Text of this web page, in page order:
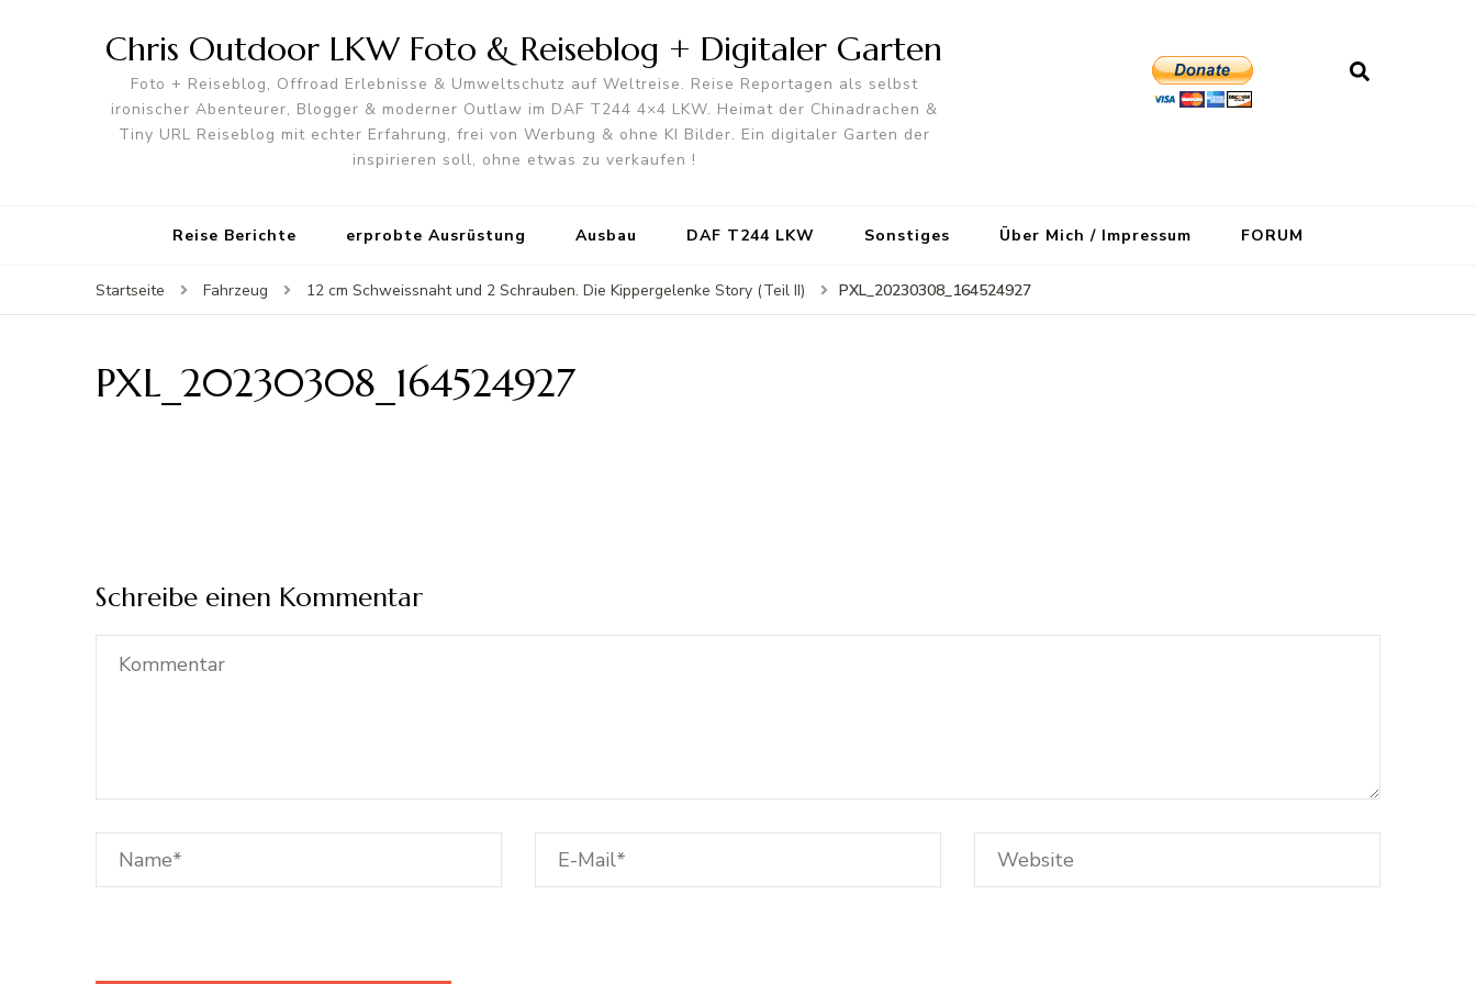
Chris Outdoor LKW Foto & Reiseblog + Digitaler Garten
Foto + Reiseblog, Offroad Erlebnisse & Umweltschutz auf Weltreise. Reise Reportagen als selbst
ironischer Abenteurer, Blogger & moderner Outlaw im DAF T244 4×4 LKW. Heimat der Chinadrachen &
Tiny URL Reiseblog mit echter Erfahrung, frei von Werbung & ohne KI Bilder. Ein digitaler Garten der
inspirieren soll, ohne etwas zu verkaufen !
Reise Berichte erprobte Ausrüstung Ausbau DAF T244 LKW Sonstiges Über Mich / Impressum FORUM
Startseite Fahrzeug 12 cm Schweissnaht und 2 Schrauben. Die Kippergelenke Story (Teil II) PXL_20230308_164524927
PXL_20230308_164524927
Schreibe einen Kommentar